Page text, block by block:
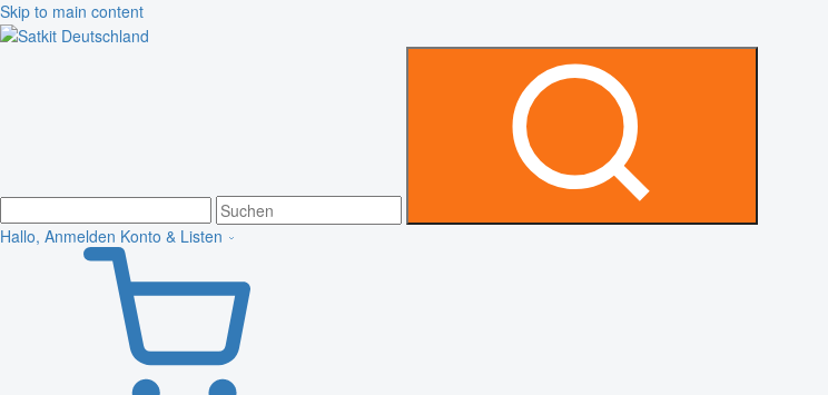
Skip to main content
Hallo, Anmelden Konto & Listen